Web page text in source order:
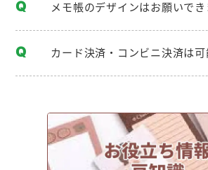
メモ帳のデザインはお願いでき
カード決済・コンビニ決済は可